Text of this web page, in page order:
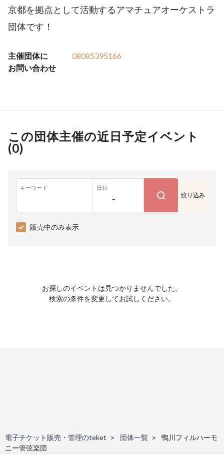
京都を拠点として活動するアマチュアオーケストラ
団体です！
主催団体に
お問い合わせ
08085395166
この団体主催の近日予定イベント
(0)
キーワード 日付
~ 絞り込み
販売中のみ表示
お探しのイベントは見つかりませんでした。
検索の条件を変更してお試しください。
電子チケット販売・管理のteket 団体一覧
鴨川フィルハーモ
ニー管弦楽団